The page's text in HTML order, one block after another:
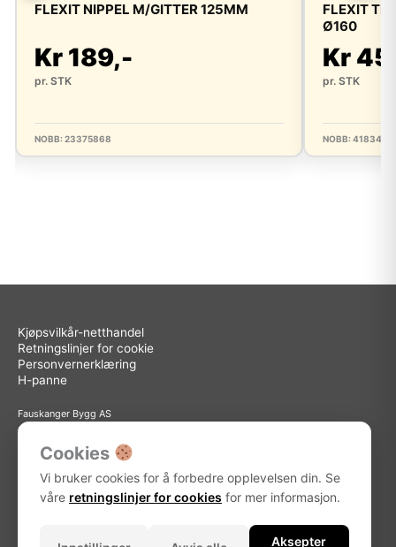
FLEXIT NIPPEL M/GITTER 125MM
Kr 189,-
pr. STK
NOBB: 23375868
FLEXIT
Ø160
Kr
pr. STK
NOBB:
Kjøpsvilkår-netthandel
Retningslinjer for cookie
Personvernerklæring
H-panne
Fauskanger Bygg AS
Org.nr: 936 558 585
Sted: Askøy
Adresse: Storebotn 15, 5309 Kleppestø
Telefon: 56 15 15 30
E-post: info@fauskanger.byggern.no
Cookies
Vi bruker cookies for å forbedre opplevelsen din. Se
våre retningslinjer for cookies for mer informasjon.
Aksepter